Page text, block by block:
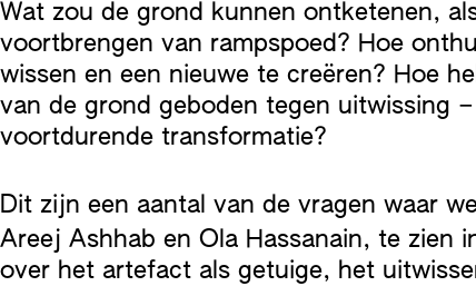
Wat zou de grond kunnen ontketenen,
voortbrengen van rampspoed? Hoe
wissen en een nieuwe te creëren? Hoe
van de grond geboden tegen uitwissing
voortdurende transformatie?
Dit zijn een aantal van de vragen waar
Areej Ashhab en Ola Hassanain, te zien
over het artefact als getuige, het